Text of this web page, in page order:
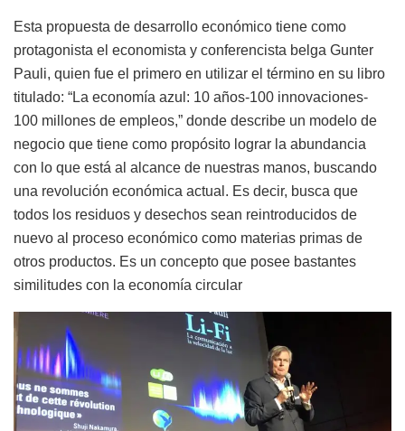
Esta propuesta de desarrollo económico tiene como
protagonista el economista y conferencista belga Gunter
Pauli, quien fue el primero en utilizar el término en su libro
titulado: “La economía azul: 10 años-100 innovaciones-
100 millones de empleos,” donde describe un modelo de
negocio que tiene como propósito lograr la abundancia
con lo que está al alcance de nuestras manos, buscando
una revolución económica actual. Es decir, busca que
todos los residuos y desechos sean reintroducidos de
nuevo al proceso económico como materias primas de
otros productos. Es un concepto que posee bastantes
similitudes con la economía circular